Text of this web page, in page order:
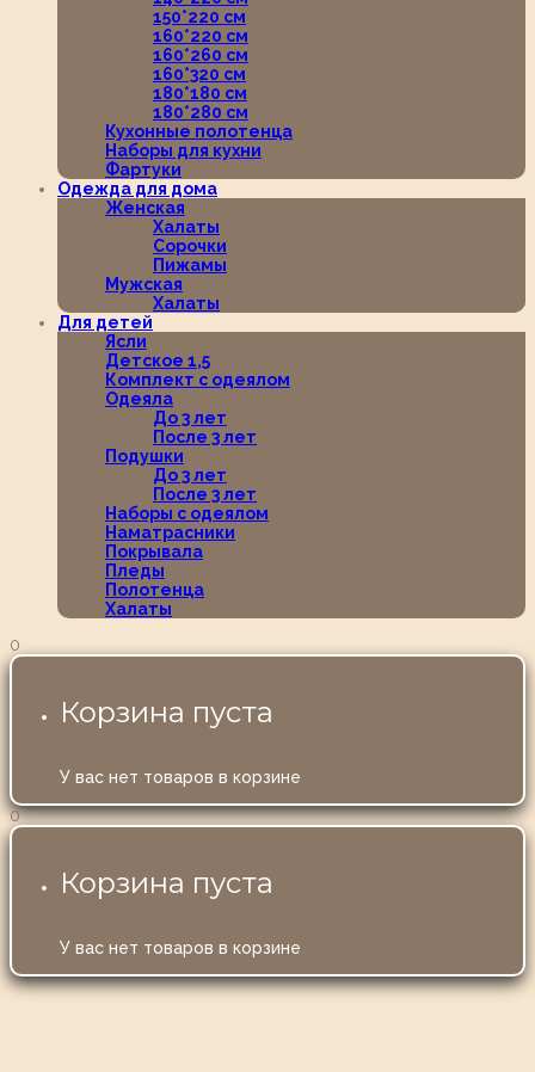
150*220 см
160*220 см
160*260 см
160*320 см
180*180 см
180*280 см
Кухонные полотенца
Наборы для кухни
Фартуки
Одежда для дома
Женская
Халаты
Сорочки
Пижамы
Мужская
Халаты
Для детей
Ясли
Детское 1,5
Комплект с одеялом
Одеяла
До 3 лет
После 3 лет
Подушки
До 3 лет
После 3 лет
Наборы с одеялом
Наматрасники
Покрывала
Пледы
Полотенца
Халаты
0
Корзина пуста
У вас нет товаров в корзине
0
Корзина пуста
У вас нет товаров в корзине